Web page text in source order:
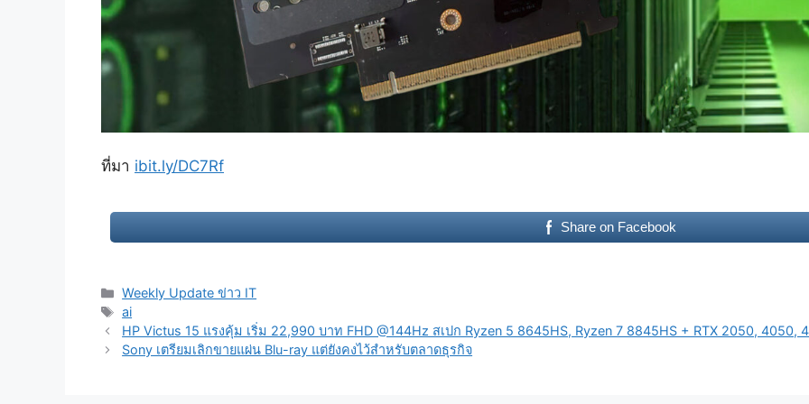
ที่มา ibit.ly/DC7Rf
Share on Facebook
Categories
Weekly Update ข่าว IT
Tags
ai
Post
navigation
HP Victus 15 แรงคุ้ม เริ่ม 22,990 บาท FHD @144Hz สเปก Ryzen 5 8645HS, Ryzen 7 8845HS + RTX 2050, 4050,
Sony เตรียมเลิกขายแผ่น Blu-ray แต่ยังคงไว้สำหรับตลาดธุรกิจ